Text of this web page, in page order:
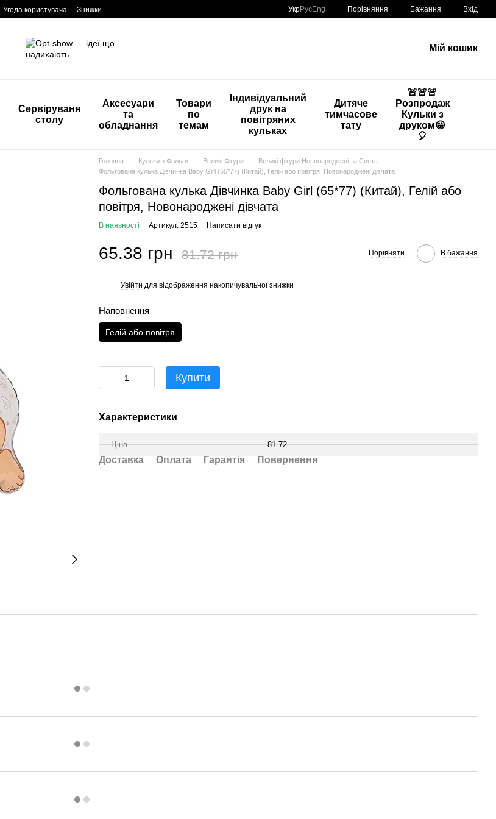
Угода користувача Знижки УкрРусEng Порівняння Бажання Вхід
Мій кошик
Сервіруваня
столу
Аксесуари
та
обладнання
Товари
по
темам
Індивідуальний
друк на
повітряних
кульках
Дитяче
тимчасове
тату
🚨🚨🚨
Розпродаж
Кульки з
друком😀
🎈
Головна Кульки з Фольги Великі Фігури
Великі фігури Новонароджені та Свята
Фольгована кулька Дівчинка Baby Girl (65*77) (Китай), Гелій або повітря, Новонароджені дівчата
Фольгована кулька Дівчинка Baby Girl (65*77) (Китай), Гелій або
повітря, Новонароджені дівчата
В наявності Артикул: 2515 Написати відгук
65.38 грн 81.72 грн Порівняти В бажання
Увійти для відображення накопичувальної знижки
Наповнення
Гелій або повітря
Купити
Характеристики
Ціна 81.72
Доставка Оплата Гарантія Повернення